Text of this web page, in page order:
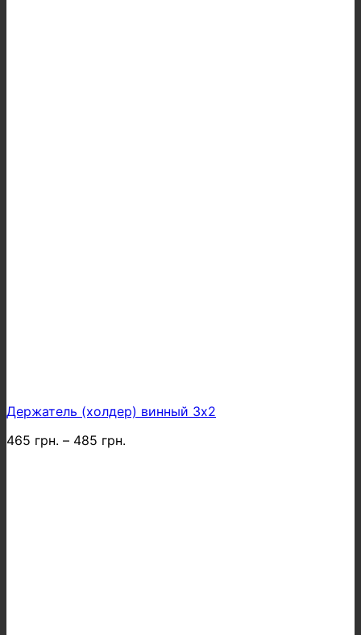
Держатель (холдер) винный 3х2
465 грн. – 485 грн.